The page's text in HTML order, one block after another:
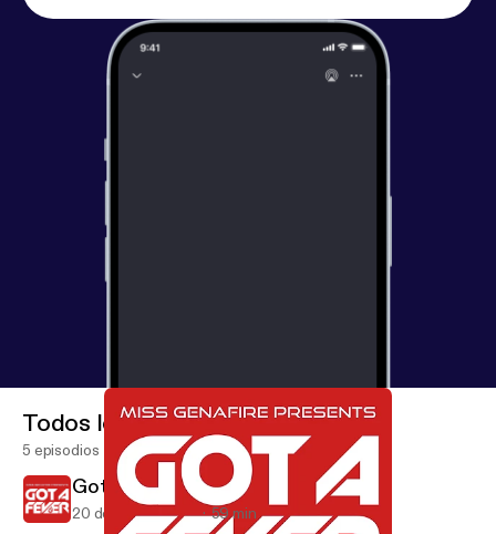
Todos los episodios
5 episodios
Got A Fever - Episode 5
20 de ene de 2019 59 min